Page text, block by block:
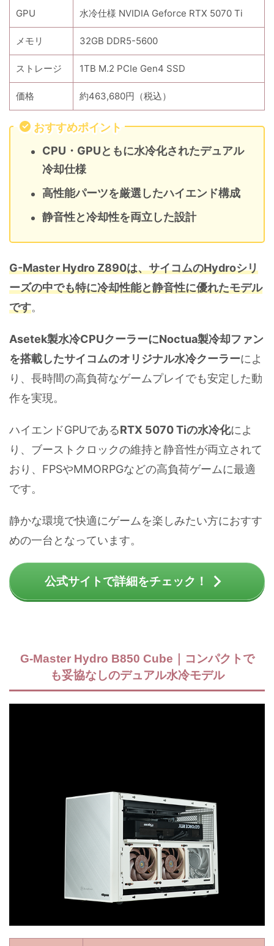
GPU 水冷仕様 NVIDIA Geforce RTX 5070 Ti
メモリ 32GB DDR5-5600
ストレージ 1TB M.2 PCIe Gen4 SSD
価格 約463,680円（税込）
おすすめポイント
CPU・GPUともに水冷化されたデュアル
冷却仕様
高性能パーツを厳選したハイエンド構成
静音性と冷却性を両立した設計
G-Master Hydro Z890は、サイコムのHydroシリ
ーズの中でも特に冷却性能と静音性に優れたモデル
です。
Asetek製水冷CPUクーラーにNoctua製冷却ファン
を搭載したサイコムのオリジナル水冷クーラーによ
り、長時間の高負荷なゲームプレイでも安定した動
作を実現。
ハイエンドGPUであるRTX 5070 Tiの水冷化によ
り、ブーストクロックの維持と静音性が両立されて
おり、FPSやMMORPGなどの高負荷ゲームに最適
です。
静かな環境で快適にゲームを楽しみたい方におすす
めの一台となっています。
公式サイトで詳細をチェック！
G-Master Hydro B850 Cube｜コンパクトで
も妥協なしのデュアル水冷モデル